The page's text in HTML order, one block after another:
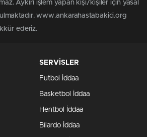
Aykırı işlem yapan kişi/kişiler için yasal
www.ankarahastabakici.org
ederiz.
SERVİSLER
Futbol İddaa
Basketbol İddaa
Hentbol İddaa
Bilardo İddaa